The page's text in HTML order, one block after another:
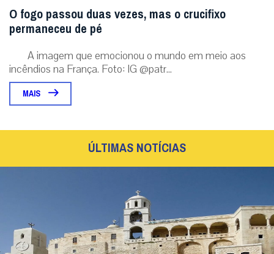
O fogo passou duas vezes, mas o crucifixo
permaneceu de pé
A imagem que emocionou o mundo em meio aos
incêndios na França. Foto: IG @patr...
MAIS
ÚLTIMAS NOTÍCIAS